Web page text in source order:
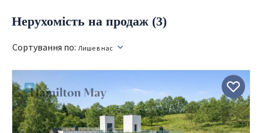
Нерухомість на продаж (3)
Сортування по: Лише в нас